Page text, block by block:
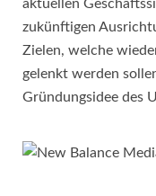
aktuellen
zukünftigen
Zielen, welche
gelenkt werden
Gründungsidee des